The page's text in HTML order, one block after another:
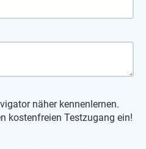
näher kennenlernen.
kostenfreien Testzugang ein!